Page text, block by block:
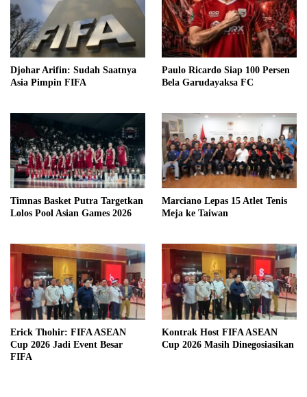
Djohar Arifin: Sudah Saatnya
Asia Pimpin FIFA
Paulo Ricardo Siap 100 Persen
Bela Garudayaksa FC
Timnas Basket Putra Targetkan
Lolos Pool Asian Games 2026
Marciano Lepas 15 Atlet Tenis
Meja ke Taiwan
Erick Thohir: FIFA ASEAN
Cup 2026 Jadi Event Besar
FIFA
Kontrak Host FIFA ASEAN
Cup 2026 Masih Dinegosiasikan